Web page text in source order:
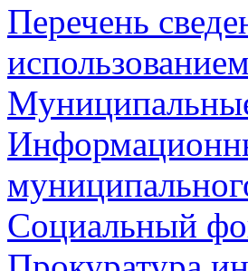
Перечень
Социальный